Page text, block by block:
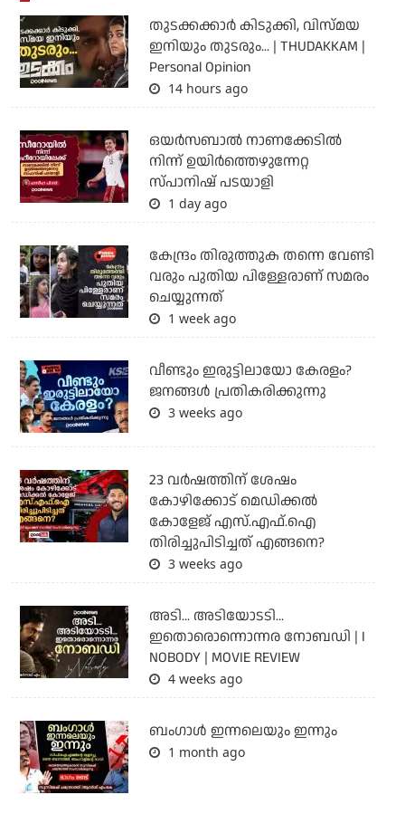
തുടക്കക്കാര്‍ കിടുക്കി, വിസ്മയ
ഇനിയും തുടരും... | THUDAKKAM |
Personal Opinion
14 hours ago
ഒയര്‍സബാൽ നാണക്കേടിൽ
നിന്ന് ഉയിർത്തെഴുന്നേറ്റ
സ്പാനിഷ് പടയാളി
1 day ago
കേന്ദ്രം തിരുത്തുക തന്നെ വേണ്ടി
വരും പുതിയ പിള്ളേരാണ് സമരം
ചെയ്യുന്നത്
1 week ago
വീണ്ടും ഇരുട്ടിലായോ കേരളം?
ജനങ്ങൾ പ്രതികരിക്കുന്നു
3 weeks ago
23 വർഷത്തിന് ശേഷം
കോഴിക്കോട് മെഡിക്കൽ
കോളേജ് എസ്.എഫ്.ഐ
തിരിച്ചുപിടിച്ചത് എങ്ങനെ?
3 weeks ago
അടി... അടിയോടടി...
ഇതൊരൊന്നൊന്നര നോബഡി | I
NOBODY | MOVIE REVIEW
4 weeks ago
ബംഗാള്‍ ഇന്നലെയും ഇന്നും
1 month ago